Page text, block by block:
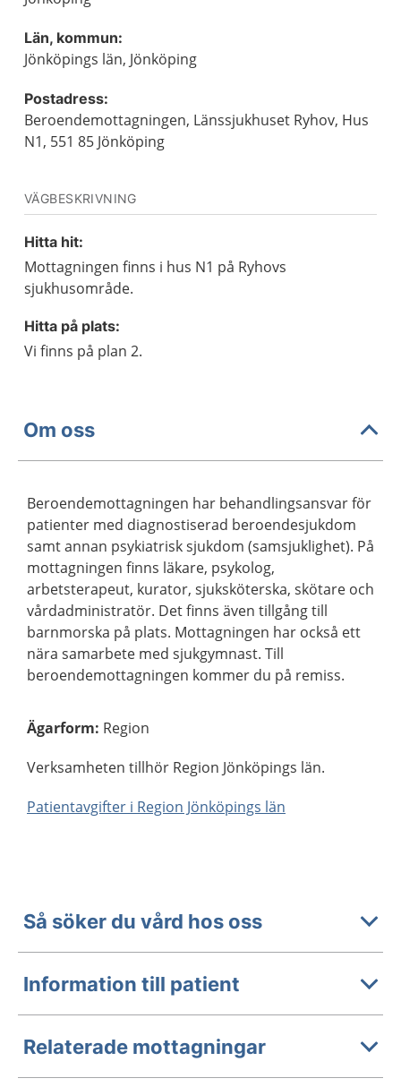
Län, kommun:
Jönköpings län, Jönköping
Postadress:
Beroendemottagningen, Länssjukhuset Ryhov, Hus
N1, 551 85 Jönköping
VÄGBESKRIVNING
Hitta hit:
Mottagningen finns i hus N1 på Ryhovs
sjukhusområde.
Hitta på plats:
Vi finns på plan 2.
Om oss
Beroendemottagningen har behandlingsansvar för
patienter med diagnostiserad beroendesjukdom
samt annan psykiatrisk sjukdom (samsjuklighet). På
mottagningen finns läkare, psykolog,
arbetsterapeut, kurator, sjuksköterska, skötare och
vårdadministratör. Det finns även tillgång till
barnmorska på plats. Mottagningen har också ett
nära samarbete med sjukgymnast. Till
beroendemottagningen kommer du på remiss.
Ägarform: Region
Verksamheten tillhör Region Jönköpings län.
Patientavgifter i Region Jönköpings län
Så söker du vård hos oss
Information till patient
Relaterade mottagningar